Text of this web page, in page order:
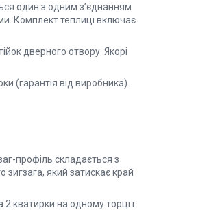
один з одним з’єднанням
Комплект теплиці включає
дверного отвору. Якорі
(гарантія від виробника).
профіль складається з
зигзага, який затискає край
кватирки на одному торці і